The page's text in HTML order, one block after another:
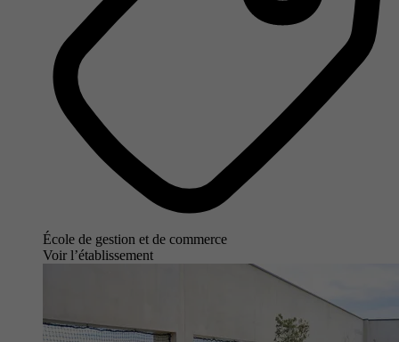
École de gestion et de commerce
Voir l’établissement